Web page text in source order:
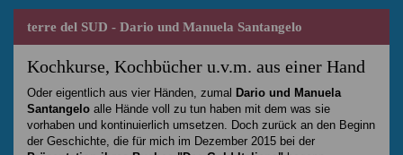
terre del SUD - Dario und Manuela Santangelo
Kochkurse, Kochbücher u.v.m. aus einer Hand
Oder eigentlich aus vier Händen, zumal Dario und Manuela
Santangelo alle Hände voll zu tun haben mit dem was sie
vorhaben und kontinuierlich umsetzen. Doch zurück an den Beginn
der Geschichte, die für mich im Dezember 2015 bei der